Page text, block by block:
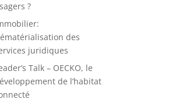
?
des
juridiques
Talk – OECKO, le
de l’habitat